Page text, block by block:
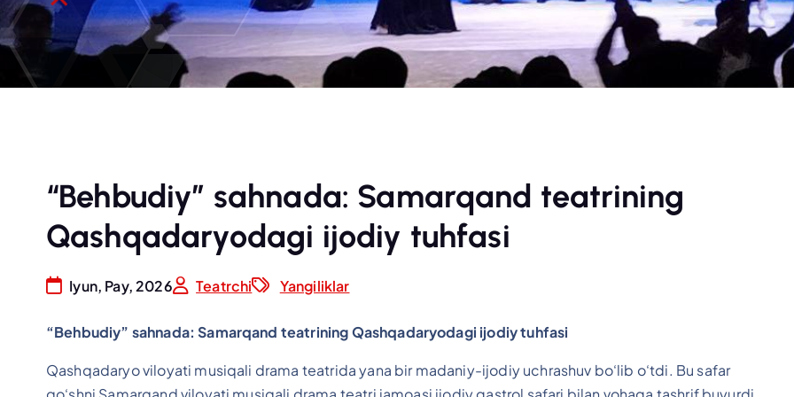
“Behbudiy” sahnada: Samarqand teatrining
Qashqadaryodagi ijodiy tuhfasi
Iyun, Pay, 2026 Teatrchi Yangiliklar
“Behbudiy” sahnada: Samarqand teatrining Qashqadaryodagi ijodiy tuhfasi
Qashqadaryo viloyati musiqali drama teatrida yana bir madaniy-ijodiy uchrashuv bo‘lib o‘tdi. Bu safar